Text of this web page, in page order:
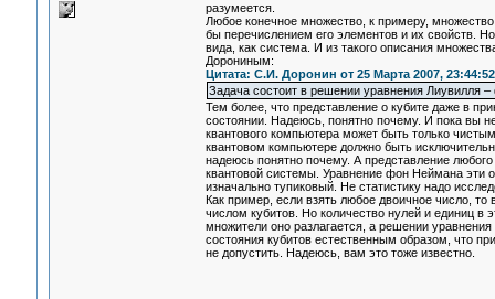
разумеется.
Любое конечное множество, к примеру,
бы перечислением его элементов и их свойств.
вида, как система. И из такого описания
Дорониным:
Цитата: С.И. Доронин от 25 Марта 2007, 23:44:52
Задача состоит в решении уравнения Лиувилля
Тем более, что представление о кубите даже в
состоянии. Надеюсь, понятно почему. И пока вы
квантового компьютера может быть только
квантовом компьютере должно быть
надеюсь понятно почему. А представление
квантовой системы. Уравнение фон Неймана эти
изначально тупиковый. Не статистику надо
Как пример, если взять любое двоичное число, то
числом кубитов. Но количество нулей и единиц в
множители оно разлагается, а решении
состояния кубитов естественным образом, что
не допустить. Надеюсь, вам это тоже известно.